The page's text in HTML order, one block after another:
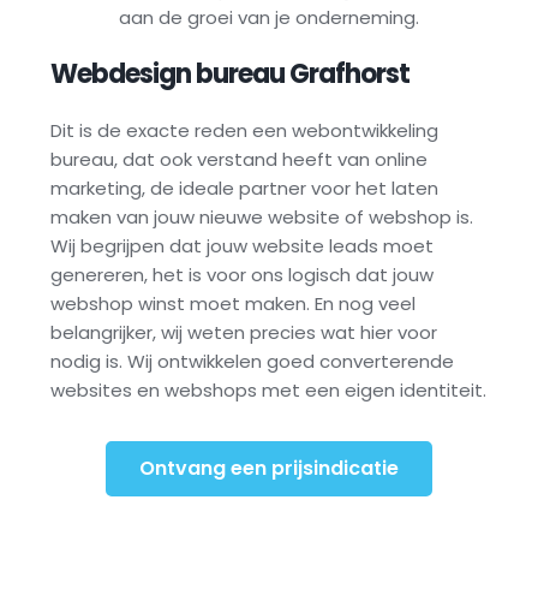
aan de groei van je onderneming.
Webdesign bureau Grafhorst
Dit is de exacte reden een webontwikkeling
bureau, dat ook verstand heeft van online
marketing, de ideale partner voor het laten
maken van jouw nieuwe website of webshop is.
Wij begrijpen dat jouw website leads moet
genereren, het is voor ons logisch dat jouw
webshop winst moet maken. En nog veel
belangrijker, wij weten precies wat hier voor
nodig is. Wij ontwikkelen goed converterende
websites en webshops met een eigen identiteit.
Ontvang een prijsindicatie